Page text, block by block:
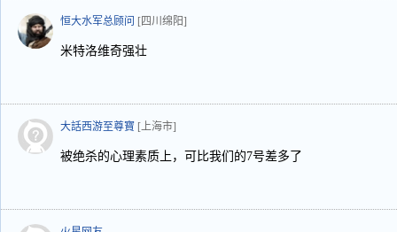
恒大水军总顾问 [四川绵阳]
米特洛维奇强壮
大話西游至尊寶 [上海市]
被绝杀的心理素质上，可比我们的7号差多了